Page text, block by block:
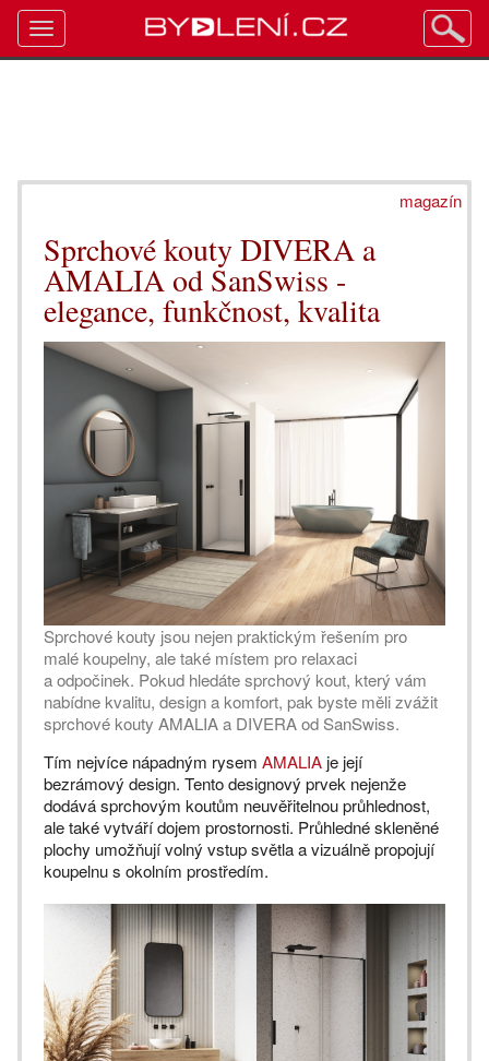
magazín
Sprchové kouty DIVERA a
AMALIA od SanSwiss -
elegance, funkčnost, kvalita
Sprchové kouty jsou nejen praktickým řešením pro
malé koupelny, ale také místem pro relaxaci
a odpočinek. Pokud hledáte sprchový kout, který vám
nabídne kvalitu, design a komfort, pak byste měli zvážit
sprchové kouty AMALIA a DIVERA od SanSwiss.
Tím nejvíce nápadným rysem AMALIA je její
bezrámový design. Tento designový prvek nejenže
dodává sprchovým koutům neuvěřitelnou průhlednost,
ale také vytváří dojem prostornosti. Průhledné skleněné
plochy umožňují volný vstup světla a vizuálně propojují
koupelnu s okolním prostředím.
Toggle
navigation